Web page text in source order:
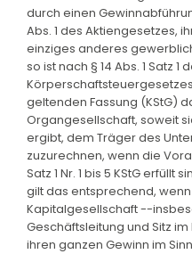
durch einen
Abs. 1 des Aktiengesetzes,
einziges anderes
so ist nach § 14 Abs. 1 Satz 1
geltenden Fassung (KStG)
Organgesellschaft, soweit
ergibt, dem Träger des
zuzurechnen, wenn die
Satz 1 Nr. 1 bis 5 KStG erfüllt
gilt das entsprechend,
Kapitalgesellschaft --
Geschäftsleitung und Sitz
ihren ganzen Gewinn im